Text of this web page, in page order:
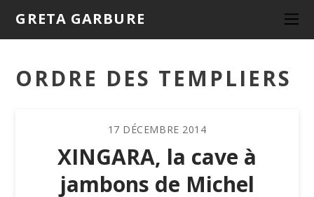
GRETA GARBURE
ORDRE DES TEMPLIERS
17 DÉCEMBRE 2014
XINGARA, la cave à
jambons de Michel